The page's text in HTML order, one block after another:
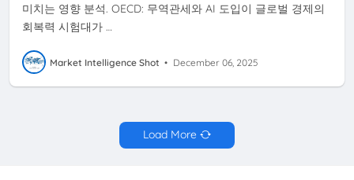
미치는 영향 분석. OECD: 무역관세와 AI 도입이 글로벌 경제의
회복력 시험대가 …
Market Intelligence Shot • December 06, 2025
Load More